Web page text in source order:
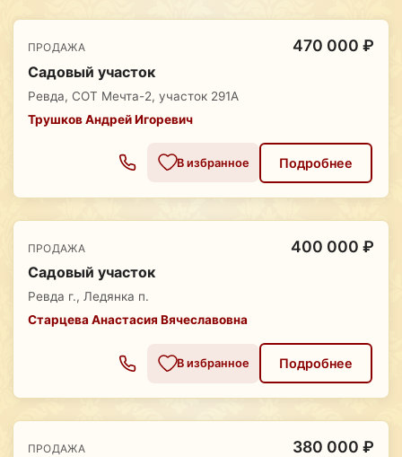
ПРОДАЖА 470 000 ₽
Садовый участок
Ревда, СОТ Мечта-2, участок 291А
Трушков Андрей Игоревич
В избранное Подробнее
ПРОДАЖА 400 000 ₽
Садовый участок
Ревда г., Ледянка п.
Старцева Анастасия Вячеславовна
В избранное Подробнее
ПРОДАЖА 380 000 ₽